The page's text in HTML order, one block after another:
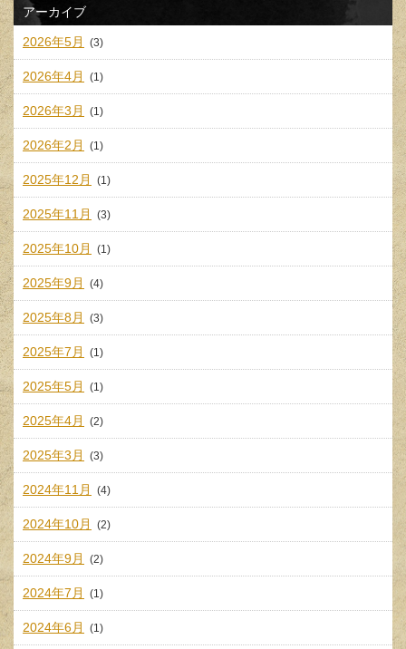
アーカイブ
2026年5月 (3)
2026年4月 (1)
2026年3月 (1)
2026年2月 (1)
2025年12月 (1)
2025年11月 (3)
2025年10月 (1)
2025年9月 (4)
2025年8月 (3)
2025年7月 (1)
2025年5月 (1)
2025年4月 (2)
2025年3月 (3)
2024年11月 (4)
2024年10月 (2)
2024年9月 (2)
2024年7月 (1)
2024年6月 (1)